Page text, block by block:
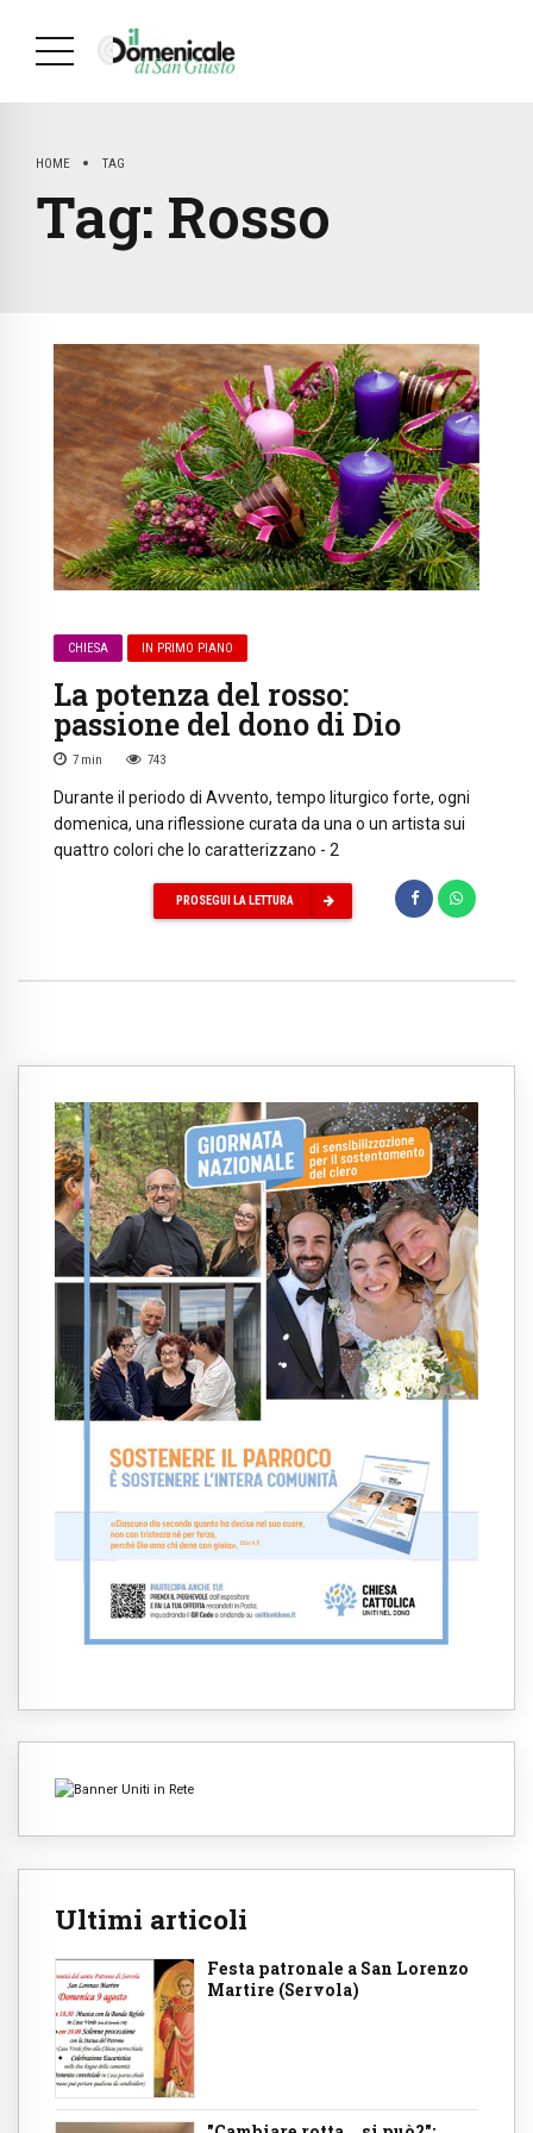
HOME TAG
Tag: Rosso
CHIESA IN PRIMO PIANO
La potenza del rosso:
passione del dono di Dio
7 min 743
Durante il periodo di Avvento, tempo liturgico forte, ogni
domenica, una riflessione curata da una o un artista sui
quattro colori che lo caratterizzano - 2
PROSEGUI LA LETTURA
Ultimi articoli
Festa patronale a San Lorenzo
Martire (Servola)